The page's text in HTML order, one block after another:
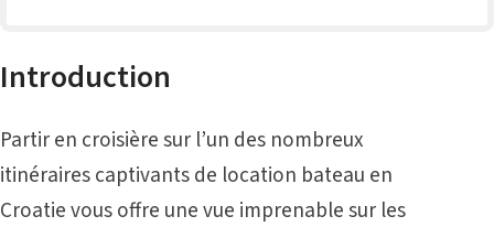
Introduction
Partir en croisière sur l’un des nombreux
itinéraires captivants de location bateau en
Croatie vous offre une vue imprenable sur les